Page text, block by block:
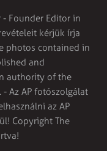
- Founder Editor in
kérjük írja
photos contained in
and
authority of the
- Az AP fotószolgálat
az AP
Copyright The